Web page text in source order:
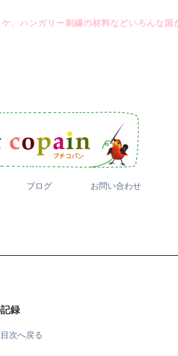
、ハンガリー刺繍の材料などいろんな国
ブログ お問い合わせ
録
目次へ戻る